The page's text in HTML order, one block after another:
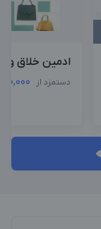
ادمین خلاق و
دستمزد از